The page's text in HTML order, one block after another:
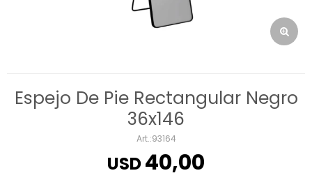
Espejo De Pie Rectangular Negro
36x146
93164
USD40,00